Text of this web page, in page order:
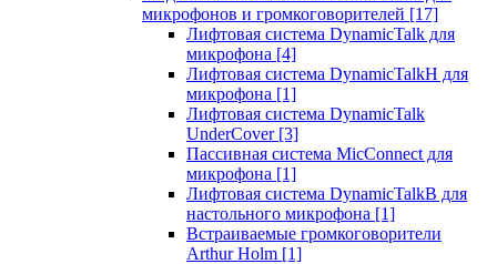
микрофонов и громкоговорителей [17]
Лифтовая система DynamicTalk для
микрофона [4]
Лифтовая система DynamicTalkH для
микрофона [1]
Лифтовая система DynamicTalk
UnderCover [3]
Пассивная система MicConnect для
микрофона [1]
Лифтовая система DynamicTalkB для
настольного микрофона [1]
Встраиваемые громкоговорители
Arthur Holm [1]